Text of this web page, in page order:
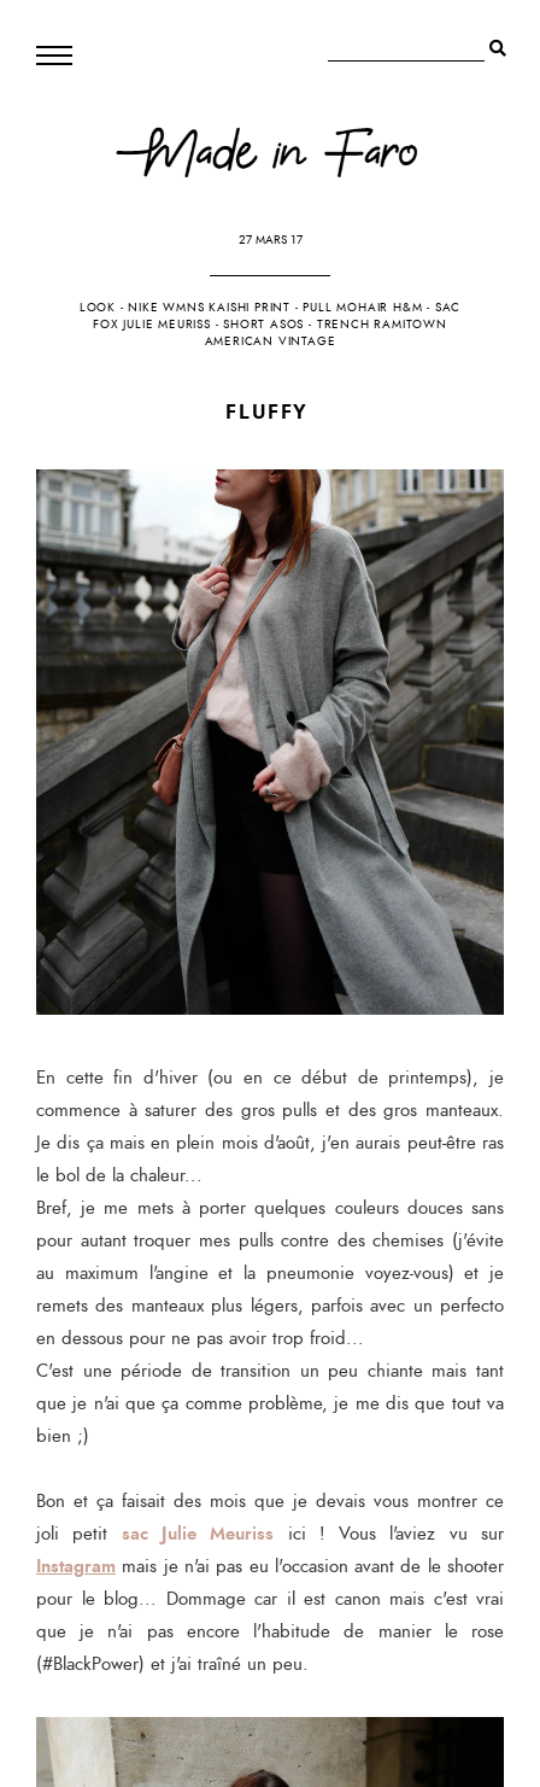
27 MARS 17
LOOK -NIKE WMNS KAISHI PRINT -PULL MOHAIR H&M - SAC
FOX JULIE MEURISS -SHORT ASOS - TRENCH RAMITOWN
AMERICAN VINTAGE
FLUFFY
En cette fin d'hiver (ou en ce début de printemps), je
commence à saturer des gros pulls et des gros manteaux.
Je dis ça mais en plein mois d'août, j'en aurais peut-être ras
le bol de la chaleur...
Bref, je me mets à porter quelques couleurs douces sans
pour autant troquer mes pulls contre des chemises (j'évite
au maximum l'angine et la pneumonie voyez-vous) et je
remets des manteaux plus légers, parfois avec un perfecto
en dessous pour ne pas avoir trop froid...
C'est une période de transition un peu chiante mais tant
que je n'ai que ça comme problème, je me dis que tout va
bien ;)
Bon et ça faisait des mois que je devais vous montrer ce
joli petit sac Julie Meuriss ici ! Vous l'aviez vu sur
Instagram mais je n'ai pas eu l'occasion avant de le shooter
pour le blog... Dommage car il est canon mais c'est vrai
que je n'ai pas encore l'habitude de manier le rose
(#BlackPower) et j'ai traîné un peu.